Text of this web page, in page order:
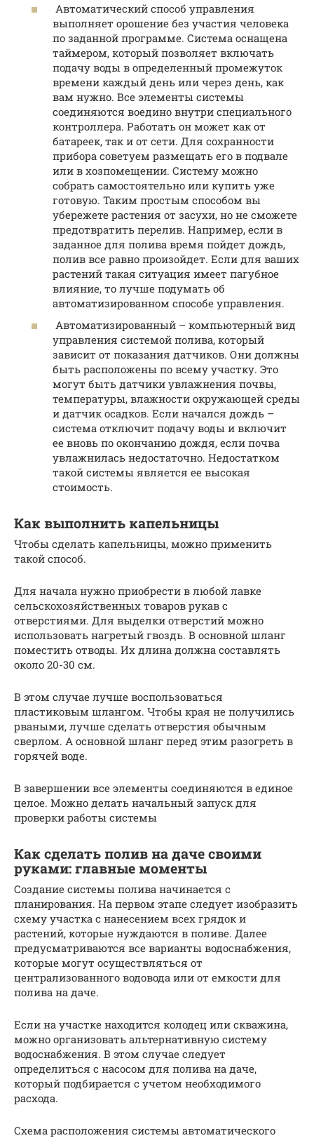
Автоматический способ управления
выполняет орошение без участия человека
по заданной программе. Система оснащена
таймером, который позволяет включать
подачу воды в определенный промежуток
времени каждый день или через день, как
вам нужно. Все элементы системы
соединяются воедино внутри специального
контроллера. Работать он может как от
батареек, так и от сети. Для сохранности
прибора советуем размещать его в подвале
или в хозпомещении. Систему можно
собрать самостоятельно или купить уже
готовую. Таким простым способом вы
убережете растения от засухи, но не сможете
предотвратить перелив. Например, если в
заданное для полива время пойдет дождь,
полив все равно произойдет. Если для ваших
растений такая ситуация имеет пагубное
влияние, то лучше подумать об
автоматизированном способе управления.
Автоматизированный – компьютерный вид
управления системой полива, который
зависит от показания датчиков. Они должны
быть расположены по всему участку. Это
могут быть датчики увлажнения почвы,
температуры, влажности окружающей среды
и датчик осадков. Если начался дождь –
система отключит подачу воды и включит
ее вновь по окончанию дождя, если почва
увлажнилась недостаточно. Недостатком
такой системы является ее высокая
стоимость.
Как выполнить капельницы
Чтобы сделать капельницы, можно применить
такой способ.
Для начала нужно приобрести в любой лавке
сельскохозяйственных товаров рукав с
отверстиями. Для выделки отверстий можно
использовать нагретый гвоздь. В основной шланг
поместить отводы. Их длина должна составлять
около 20-30 см.
В этом случае лучше воспользоваться
пластиковым шлангом. Чтобы края не получились
рваными, лучше сделать отверстия обычным
сверлом. А основной шланг перед этим разогреть в
горячей воде.
В завершении все элементы соединяются в единое
целое. Можно делать начальный запуск для
проверки работы системы
Как сделать полив на даче своими
руками: главные моменты
Создание системы полива начинается с
планирования. На первом этапе следует изобразить
схему участка с нанесением всех грядок и
растений, которые нуждаются в поливе. Далее
предусматриваются все варианты водоснабжения,
которые могут осуществляться от
централизованного водовода или от емкости для
полива на даче.
Если на участке находится колодец или скважина,
можно организовать альтернативную систему
водоснабжения. В этом случае следует
определиться с насосом для полива на даче,
который подбирается с учетом необходимого
расхода.
Схема расположения системы автоматического